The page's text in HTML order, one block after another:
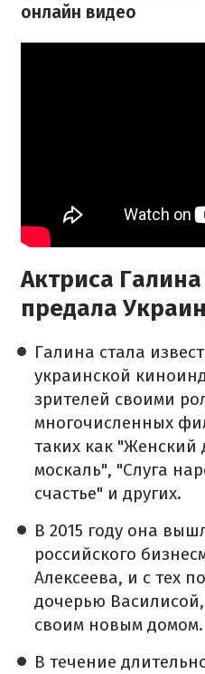
онлайн видео
Актриса
предала
Галина стала
украинской
зрителей своими
многочисленных
таких как "Женский
москаль", "Слуга
счастье" и других.
В 2015 году она
российского
Алексеева, и с тех
дочерью
своим новым домом.
В течение